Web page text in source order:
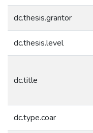
dc.thesis.grantor
dc.thesis.level
dc.title
dc.type.coar